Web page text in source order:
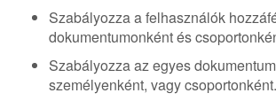
Szabályozza a felhasználók
dokumentumonként és
Szabályozza az egyes
személyenként, vagy csoportonként.